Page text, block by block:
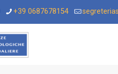
+39 0687678154